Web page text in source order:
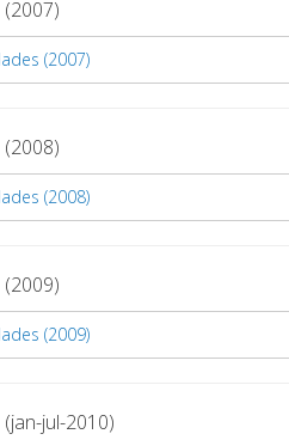
(2007)
(2008)
(2009)
jul-2010)